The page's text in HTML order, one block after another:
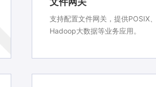
支持配置文件网关，提供POSIX
Hadoop大数据等业务应用。